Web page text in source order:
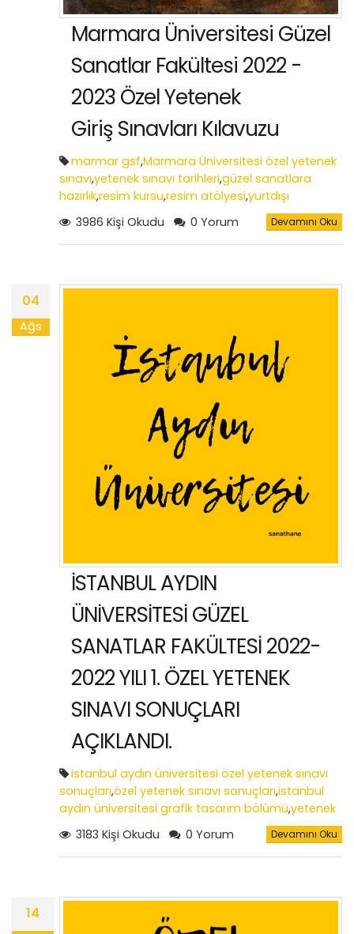
Marmara Üniversitesi Güzel
Sanatlar Fakültesi 2022 -
2023 Özel Yetenek
Giriş Sınavları Kılavuzu
marmar gsf,Marmara Üniversitesi özel yetenek
sınavı,yetenek sınavı tarihleri,güzel sanatlara
hazırlık,resim kursu,resim atölyesi,yurtdışı
3986 Kişi Okudu 0 Yorum Devamını Oku
04
Ağs
İSTANBUL AYDIN
ÜNİVERSİTESİ GÜZEL
SANATLAR FAKÜLTESİ 2022-
2022 YILI 1. ÖZEL YETENEK
SINAVI SONUÇLARI
AÇIKLANDI.
istanbul aydın üniversitesi özel yetenek sınavı
sonuçları,özel yetenek sınavı sonuçları,istanbul
aydın üniversitesi grafik tasarım bölümü,yetenek
3183 Kişi Okudu 0 Yorum Devamını Oku
14